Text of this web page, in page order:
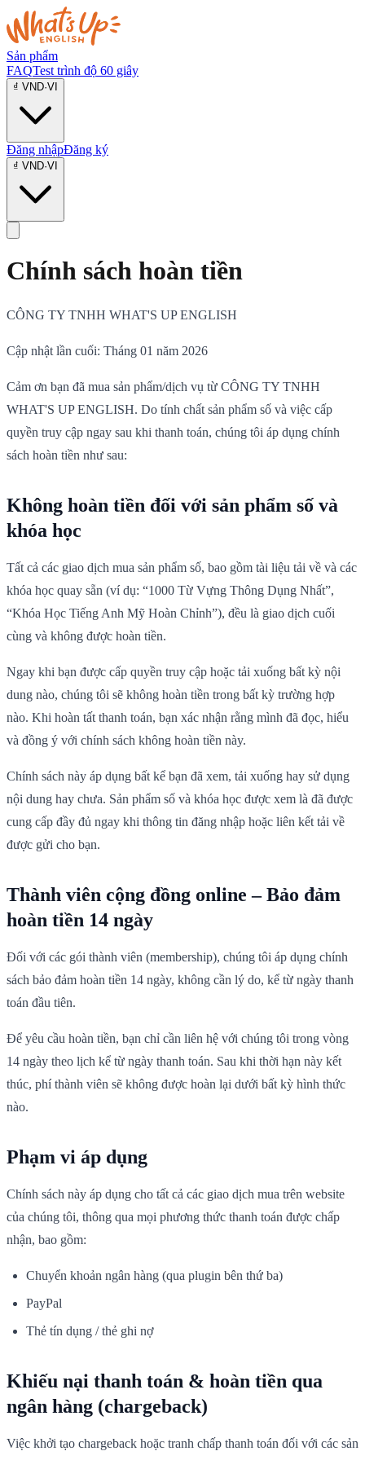
Sản phẩm
FAQTest trình độ 60 giây
₫ VND·VI
Đăng nhậpĐăng ký
₫ VND·VI
Chính sách hoàn tiền
CÔNG TY TNHH WHAT'S UP ENGLISH
Cập nhật lần cuối: Tháng 01 năm 2026
Cảm ơn bạn đã mua sản phẩm/dịch vụ từ CÔNG TY TNHH
WHAT'S UP ENGLISH. Do tính chất sản phẩm số và việc cấp
quyền truy cập ngay sau khi thanh toán, chúng tôi áp dụng chính
sách hoàn tiền như sau:
Không hoàn tiền đối với sản phẩm số và
khóa học
Tất cả các giao dịch mua sản phẩm số, bao gồm tài liệu tải về và các
khóa học quay sẵn (ví dụ: “1000 Từ Vựng Thông Dụng Nhất”,
“Khóa Học Tiếng Anh Mỹ Hoàn Chỉnh”), đều là giao dịch cuối
cùng và không được hoàn tiền.
Ngay khi bạn được cấp quyền truy cập hoặc tải xuống bất kỳ nội
dung nào, chúng tôi sẽ không hoàn tiền trong bất kỳ trường hợp
nào. Khi hoàn tất thanh toán, bạn xác nhận rằng mình đã đọc, hiểu
và đồng ý với chính sách không hoàn tiền này.
Chính sách này áp dụng bất kể bạn đã xem, tải xuống hay sử dụng
nội dung hay chưa. Sản phẩm số và khóa học được xem là đã được
cung cấp đầy đủ ngay khi thông tin đăng nhập hoặc liên kết tải về
được gửi cho bạn.
Thành viên cộng đồng online – Bảo đảm
hoàn tiền 14 ngày
Đối với các gói thành viên (membership), chúng tôi áp dụng chính
sách bảo đảm hoàn tiền 14 ngày, không cần lý do, kể từ ngày thanh
toán đầu tiên.
Để yêu cầu hoàn tiền, bạn chỉ cần liên hệ với chúng tôi trong vòng
14 ngày theo lịch kể từ ngày thanh toán. Sau khi thời hạn này kết
thúc, phí thành viên sẽ không được hoàn lại dưới bất kỳ hình thức
nào.
Phạm vi áp dụng
Chính sách này áp dụng cho tất cả các giao dịch mua trên website
của chúng tôi, thông qua mọi phương thức thanh toán được chấp
nhận, bao gồm:
Chuyển khoản ngân hàng (qua plugin bên thứ ba)
PayPal
Thẻ tín dụng / thẻ ghi nợ
Khiếu nại thanh toán & hoàn tiền qua
ngân hàng (chargeback)
Việc khởi tạo chargeback hoặc tranh chấp thanh toán đối với các sản